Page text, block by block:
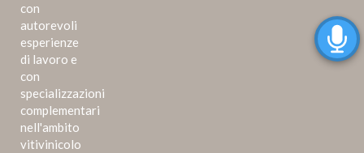
con
autorevoli
esperienze
di lavoro e
con
specializzazioni
complementari
nell'ambito
vitivinicolo